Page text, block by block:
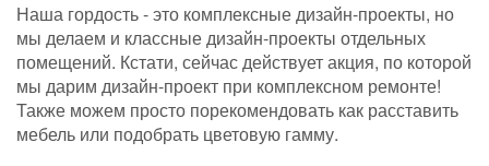
Наша гордость - это комплексные дизайн-проекты, но
мы делаем и классные дизайн-проекты отдельных
помещений. Кстати, сейчас действует акция, по которой
мы дарим дизайн-проект при комплексном ремонте!
Также можем просто порекомендовать как расставить
мебель или подобрать цветовую гамму.